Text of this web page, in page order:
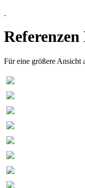
Für eine größere